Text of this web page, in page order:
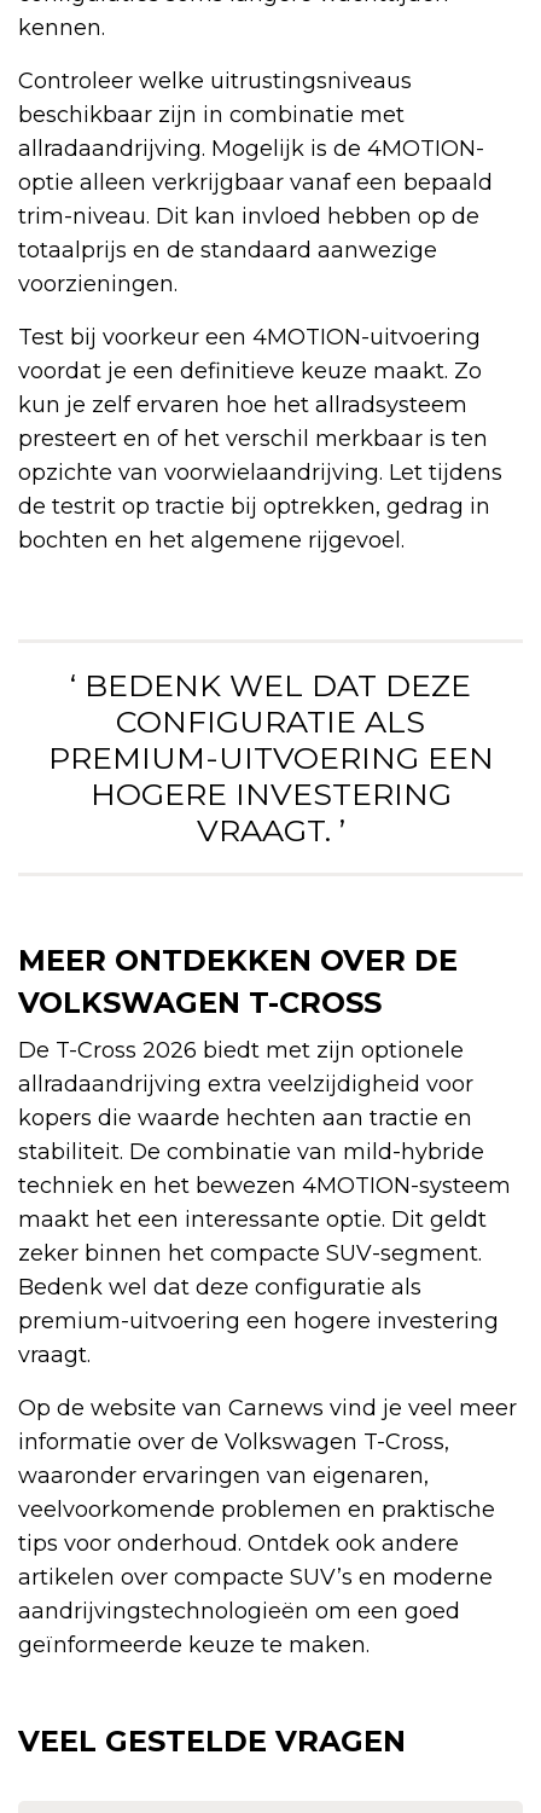
kennen.
Controleer welke uitrustingsniveaus
beschikbaar zijn in combinatie met
allradaandrijving. Mogelijk is de 4MOTION-
optie alleen verkrijgbaar vanaf een bepaald
trim-niveau. Dit kan invloed hebben op de
totaalprijs en de standaard aanwezige
voorzieningen.
Test bij voorkeur een 4MOTION-uitvoering
voordat je een definitieve keuze maakt. Zo
kun je zelf ervaren hoe het allradsysteem
presteert en of het verschil merkbaar is ten
opzichte van voorwielaandrijving. Let tijdens
de testrit op tractie bij optrekken, gedrag in
bochten en het algemene rijgevoel.
‘ BEDENK WEL DAT DEZE
CONFIGURATIE ALS
PREMIUM-UITVOERING EEN
HOGERE INVESTERING
VRAAGT. ’
MEER ONTDEKKEN OVER DE
VOLKSWAGEN T-CROSS
De T-Cross 2026 biedt met zijn optionele
allradaandrijving extra veelzijdigheid voor
kopers die waarde hechten aan tractie en
stabiliteit. De combinatie van mild-hybride
techniek en het bewezen 4MOTION-systeem
maakt het een interessante optie. Dit geldt
zeker binnen het compacte SUV-segment.
Bedenk wel dat deze configuratie als
premium-uitvoering een hogere investering
vraagt.
Op de website van Carnews vind je veel meer
informatie over de Volkswagen T-Cross,
waaronder ervaringen van eigenaren,
veelvoorkomende problemen en praktische
tips voor onderhoud. Ontdek ook andere
artikelen over compacte SUV’s en moderne
aandrijvingstechnologieën om een goed
geïnformeerde keuze te maken.
VEEL GESTELDE VRAGEN